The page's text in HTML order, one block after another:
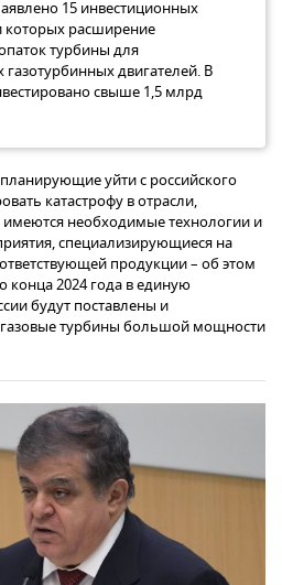
15 инвестиционных
которых расширение
турбины для
двигателей. В
свыше 1,5 млрд
уйти с российского
катастрофу в отрасли,
имеются необходимые технологии и
специализирующиеся на
продукции – об этом
конца 2024 года в единую
будут поставлены и
газовые турбины большой мощности